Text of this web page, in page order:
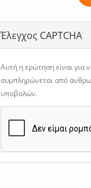
Έλεγχος CAPTCHA
Αυτή η ερώτηση είναι για
συμπληρώνεται από
υποβολών.